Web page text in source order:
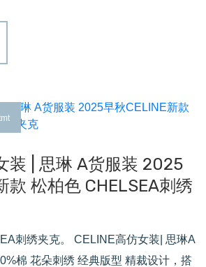
装 | 思琳 A货服装 2025
款 松柏色 CHELSEA刺绣
刺绣夹克。 CELINE高仿女装| 思琳A
棉 花朵刺绣 经典版型 精裁设计，搭